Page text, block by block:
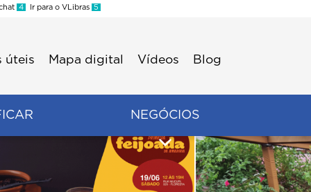
4 Ir para o VLibras 5
úteis Mapa digital Vídeos Blog
NEGÓCIOS